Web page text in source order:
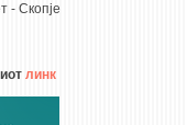
- Скопје
линк